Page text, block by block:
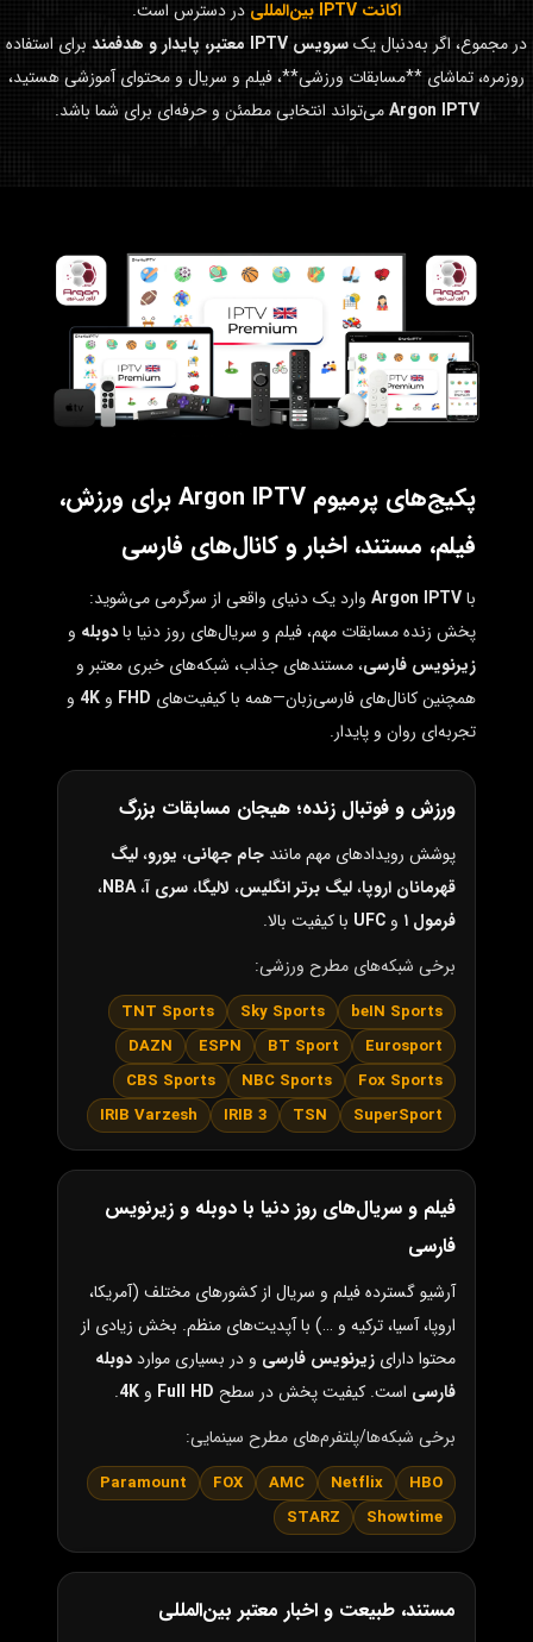
اکانت IPTV بین‌المللی
در دسترس است.
در مجموع، اگر به‌دنبال یکسرویس IPTV معتبر، پایدار و هدفمند
برای استفاده
روزمره، تماشای **مسابقات ورزشی**، فیلم و سریال و محتوای آموزشی هستید،
Argon IPTVمی‌تواند انتخابی مطمئن و حرفه‌ای برای شما باشد.
پکیج‌های پرمیوم Argon IPTV برای ورزش،
فیلم، مستند، اخبار و کانال‌های فارسی
باArgon IPTV وارد یک دنیای واقعی از سرگرمی می‌شوید:
پخش زنده مسابقات مهم، فیلم و سریال‌های روز دنیا بادوبله و
زیرنویس فارسی، مستندهای جذاب، شبکه‌های خبری معتبر و
همچنین کانال‌های فارسی‌زبان—همه با کیفیت‌های FHD و 4K و
تجربه‌ای روان و پایدار.
ورزش و فوتبال زنده؛ هیجان مسابقات بزرگ
پوشش رویدادهای مهم مانند جام جهانی، یورو،لیگ
قهرمانان اروپا،لیگ برتر انگلیس، لالیگا،سری آ،NBA،
فرمول ۱
و UFC با کیفیت بالا.
برخی شبکه‌های مطرح ورزشی:
beIN Sports
Sky Sports
TNT Sports
Eurosport
BT Sport
ESPN
DAZN
Fox Sports
NBC Sports
CBS Sports
SuperSport
TSN
IRIB 3
IRIB Varzesh
فیلم و سریال‌های روز دنیا با دوبله و زیرنویس
فارسی
آرشیو گسترده فیلم و سریال از کشورهای مختلف (آمریکا،
اروپا، آسیا، ترکیه و …) با آپدیت‌های منظم. بخش زیادی از
محتوا دارای زیرنویس فارسی و در بسیاری موارددوبله
فارسی است. کیفیت پخش در سطح Full HD و 4K
.
برخی شبکه‌ها/پلتفرم‌های مطرح سینمایی:
HBO
Netflix
AMC
FOX
Paramount
Showtime
STARZ
مستند، طبیعت و اخبار معتبر بین‌المللی